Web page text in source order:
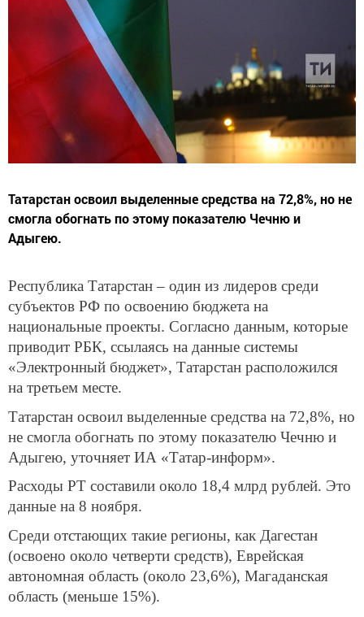
Татарстан освоил выделенные средства на 72,8%, но не
смогла обогнать по этому показателю Чечню и
Адыгею.
Республика Татарстан – один из лидеров среди
субъектов РФ по освоению бюджета на
национальные проекты. Согласно данным, которые
приводит РБК, ссылаясь на данные системы
«Электронный бюджет», Татарстан расположился
на третьем месте.
Татарстан освоил выделенные средства на 72,8%, но
не смогла обогнать по этому показателю Чечню и
Адыгею, уточняет ИА «Татар-информ».
Расходы РТ составили около 18,4 млрд рублей. Это
данные на 8 ноября.
Среди отстающих такие регионы, как Дагестан
(освоено около четверти средств), Еврейская
автономная область (около 23,6%), Магаданская
область (меньше 15%).